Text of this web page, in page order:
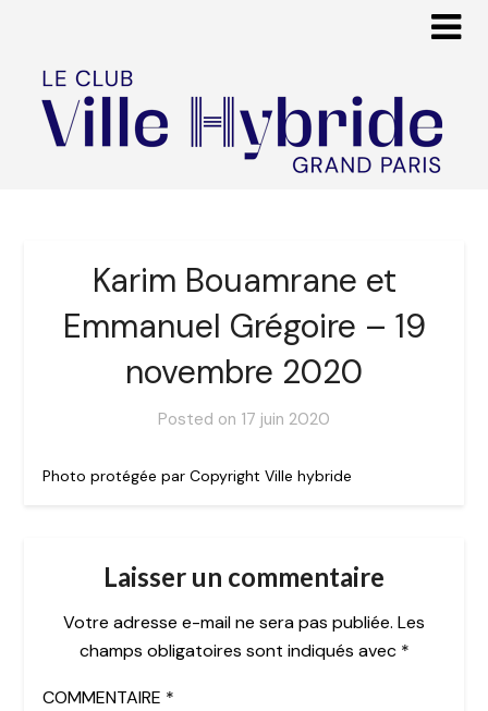
Karim Bouamrane et
Emmanuel Grégoire – 19
novembre 2020
Posted on 17 juin 2020
Photo protégée par Copyright Ville hybride
Laisser un commentaire
Votre adresse e-mail ne sera pas publiée. Les
champs obligatoires sont indiqués avec *
COMMENTAIRE *